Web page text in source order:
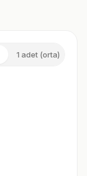
1 adet (orta)